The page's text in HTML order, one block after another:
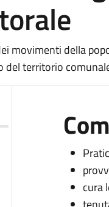
movimenti della
del territorio
cura